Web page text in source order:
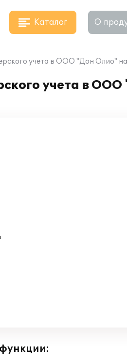
Каталог О
учета в ООО "Дон Олио"
учета в